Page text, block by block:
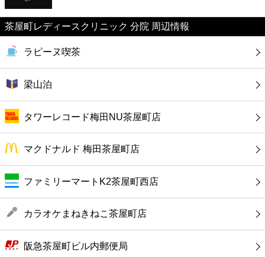
ショッピング
銀行
公共
病院
ホテル
茶屋町レディースクリニック 分院 周辺情報
ラピーヌ喫茶
梁山泊
タワーレコード梅田NU茶屋町店
マクドナルド 梅田茶屋町店
ファミリーマートK2茶屋町西店
カラオケまねきねこ茶屋町店
阪急茶屋町ビル内郵便局